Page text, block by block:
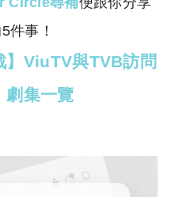
件事！
】ViuTV與TVB訪問
劇集一覽